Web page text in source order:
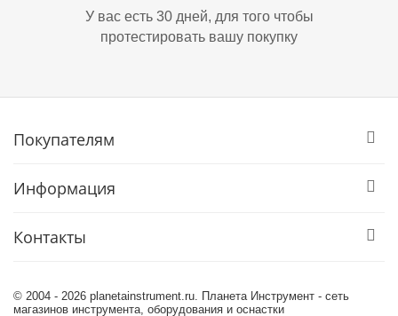
У вас есть 30 дней, для того чтобы
протестировать вашу покупку
Покупателям
Информация
Контакты
© 2004 - 2026 planetainstrument.ru. Планета Инструмент - сеть
магазинов инструмента, оборудования и оснастки